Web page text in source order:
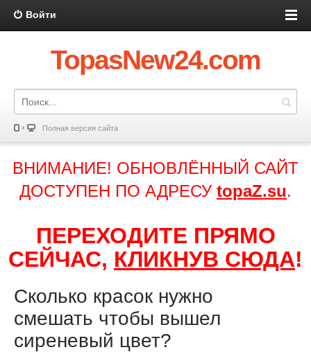
Войти
TopasNew24.com
Полная версия сайта
ВНИМАНИЕ! ОБНОВЛЁННЫЙ САЙТ
ДОСТУПЕН ПО АДРЕСУ topaZ.su.
ПЕРЕХОДИТЕ ПРЯМО
СЕЙЧАС, КЛИКНУВ СЮДА!
Сколько красок нужно
смешать чтобы вышел
сиреневый цвет?